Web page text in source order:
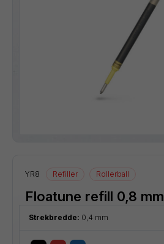
YR8 Refiller Rollerball
Floatune refill 0,8 mm
Strekbredde: 0,4 mm